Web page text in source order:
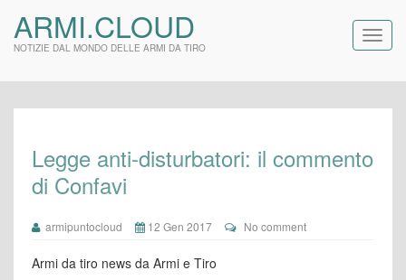
ARMI.CLOUD
NOTIZIE DAL MONDO DELLE ARMI DA TIRO
Legge anti-disturbatori: il commento
di Confavi
armipuntocloud 12 Gen 2017 No comment
Armi da tiro news da Armi e Tiro